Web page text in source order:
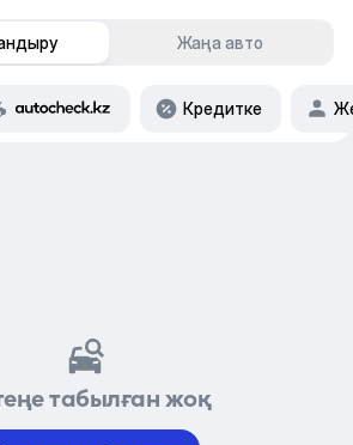
Жаңа авто
Кредитке
табылған жоқ